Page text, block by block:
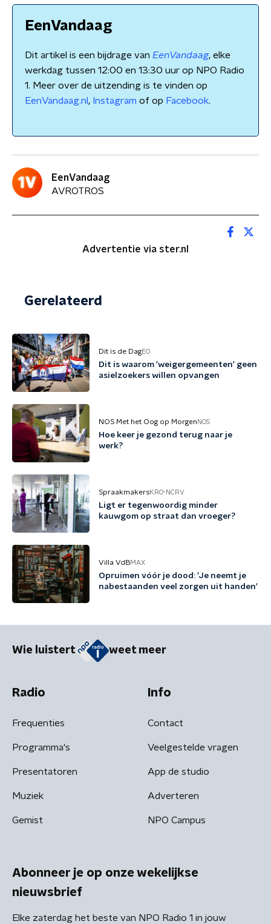
EenVandaag
Dit artikel is een bijdrage van EenVandaag, elke
werkdag tussen 12:00 en 13:30 uur op NPO Radio
1. Meer over de uitzending is te vinden op
EenVandaag.nl , Instagram of op Facebook.
EenVandaag
AVROTROS
Advertentie via ster.nl
Gerelateerd
Dit is de DagEO
Dit is waarom 'weigergemeenten' geen
asielzoekers willen opvangen
NOS Met het Oog op Morgen NOS
Hoe keer je gezond terug naar je
werk?
SpraakmakersKRO-NCRV
Ligt er tegenwoordig minder
kauwgom op straat dan vroeger?
Villa VdBMAX
Opruimen vóór je dood: 'Je neemt je
nabestaanden veel zorgen uit handen'
Wie luistert weet meer
Radio
Frequenties
Programma's
Presentatoren
Muziek
Gemist
Info
Contact
Veelgestelde vragen
App de studio
Adverteren
NPO Campus
Abonneer je op onze wekelijkse
nieuwsbrief
Elke zaterdag het beste van NPO Radio 1 in jouw